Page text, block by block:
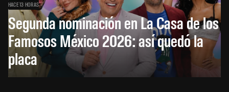
HACE 13 HORAS
Segunda nominación en La Casa de los
Famosos México 2026: así quedó la
placa